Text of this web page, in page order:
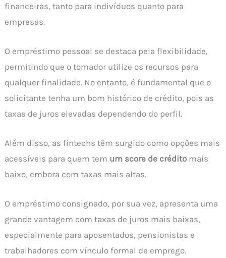
financeiras, tanto para indivíduos quanto para
empresas.
O empréstimo pessoal se destaca pela flexibilidade,
permitindo que o tomador utilize os recursos para
qualquer finalidade. No entanto, é fundamental que o
solicitante tenha um bom histórico de crédito, pois as
taxas de juros elevadas dependendo do perfil.
Além disso, as fintechs têm surgido como opções mais
acessíveis para quem tem um score de crédito mais
baixo, embora com taxas mais altas.
O empréstimo consignado, por sua vez, apresenta uma
grande vantagem com taxas de juros mais baixas,
especialmente para aposentados, pensionistas e
trabalhadores com vínculo formal de emprego.